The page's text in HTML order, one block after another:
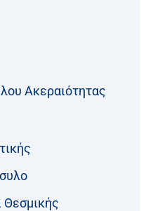
Ακεραιότητας